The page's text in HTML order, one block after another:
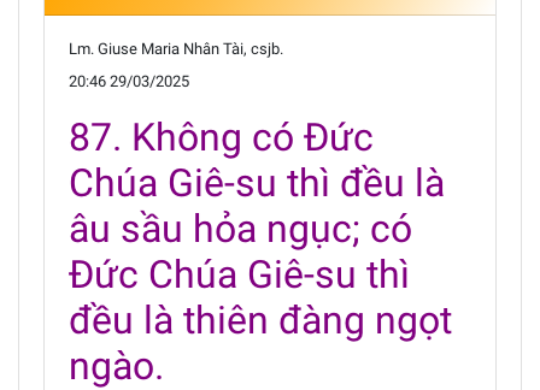
Lm. Giuse Maria Nhân Tài, csjb.
20:46 29/03/2025
87. Không có Đức
Chúa Giê-su thì đều là
âu sầu hỏa ngục; có
Đức Chúa Giê-su thì
đều là thiên đàng ngọt
ngào.